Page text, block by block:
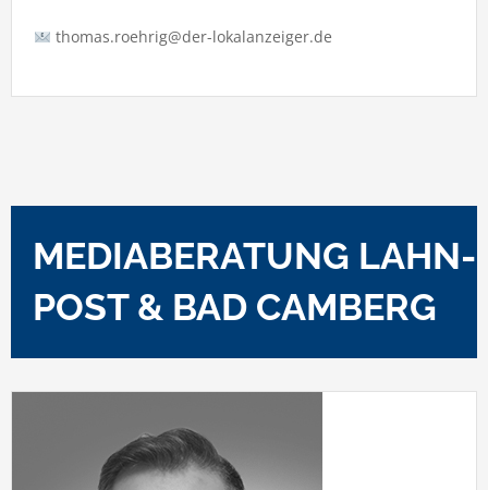
thomas.roehrig@der-lokalanzeiger.de
MEDIABERATUNG LAHN-
POST & BAD CAMBERG